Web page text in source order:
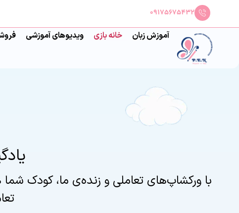
09175675432
آموزش زبان خانه بازی ویدیوهای آموزشی
با ورکشاپ‌های تعاملی و زنده‌ی ما، کودک شما